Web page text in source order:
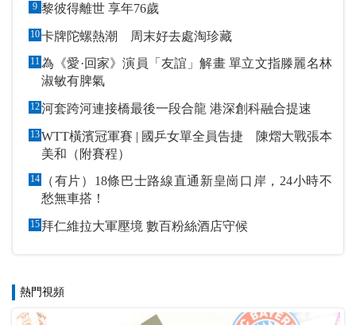
9 黎彼得離世 享年76歲
10卡牌陀螺熱潮 周末好去處淘珍藏
11為《愛·回家》演員「友誼」解畫 單立文指滕麗名林
淑敏有脾氣
12 河套跨河連接橋最後一段合龍 港深創科融合提速
13WTT橫濱冠軍賽 | 國乒女單全員告捷 陳熠大戰張本
美和（附賽程）
14
（有片）18條巴士路線直通新皇崗口岸，24小時不
愁無車搭！
15 拜仁維拉大軍壓境 數百粉絲酒店守候
熱門視頻